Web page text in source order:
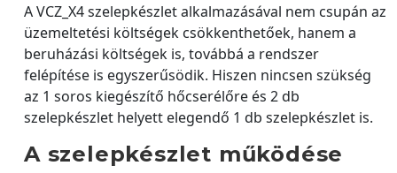
A VCZ_X4 szelepkészlet alkalmazásával nem csupán az
üzemeltetési költségek csökkenthetőek, hanem a
beruházási költségek is, továbbá a rendszer
felépítése is egyszerűsödik. Hiszen nincsen szükség
az 1 soros kiegészítő hőcserélőre és 2 db
szelepkészlet helyett elegendő 1 db szelepkészlet is.
A szelepkészlet működése